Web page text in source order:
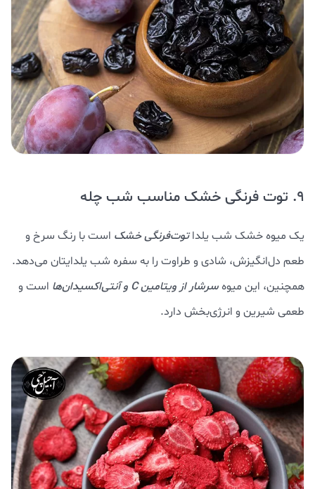
9. توت فرنگی خشک مناسب شب چله
یک میوه خشک شب یلداتوت‌فرنگی خشک است با رنگ سرخ و
طعم دل‌انگیزش، شادی و طراوت را به سفره شب یلدایتان می‌دهد.
همچنین، این میوهسرشار از ویتامین C و آنتی‌اکسیدان‌ها
است و
طعمی شیرین و انرژی‌بخش دارد.